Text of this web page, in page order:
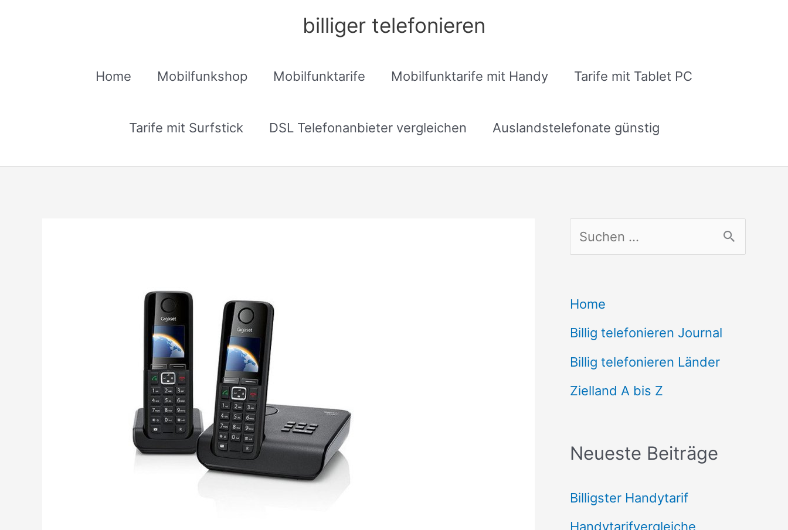
billiger telefonieren
Home Mobilfunkshop Mobilfunktarife Mobilfunktarife mit Handy Tarife mit Tablet PC
Tarife mit Surfstick DSL Telefonanbieter vergleichen Auslandstelefonate günstig
u
h
e
n
n
h
Home
Billig telefonieren Journal
Billig telefonieren Länder
Zielland A bis Z
Neueste Beiträge
Billigster Handytarif
Handytarifvergleiche